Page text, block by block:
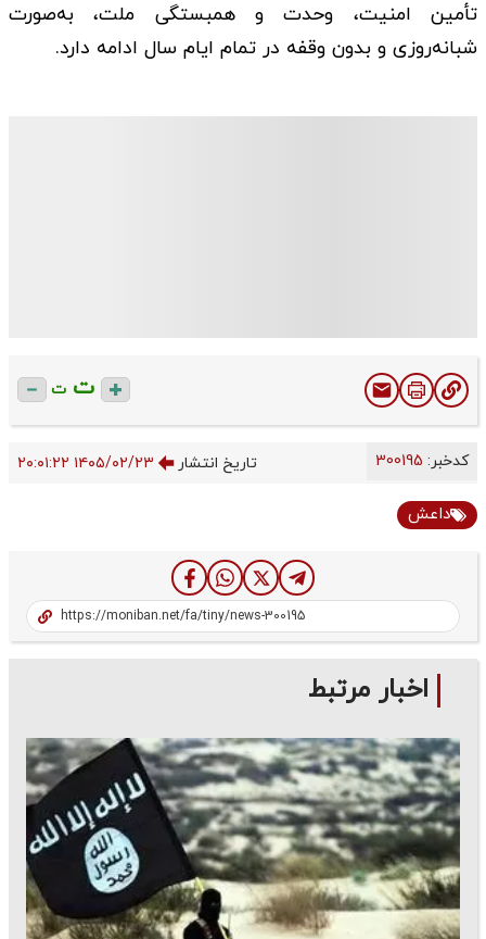
تأمین امنیت، وحدت و همبستگی ملت، به‌صورت
شبانه‌روزی و بدون وقفه در تمام ایام سال ادامه دارد.
ت ت
کدخبر: تاریخ انتشار ۱۴۰۵/۰۲/۲۳ ۲۰:۰۱:۲۲
داعش
اخبار مرتبط